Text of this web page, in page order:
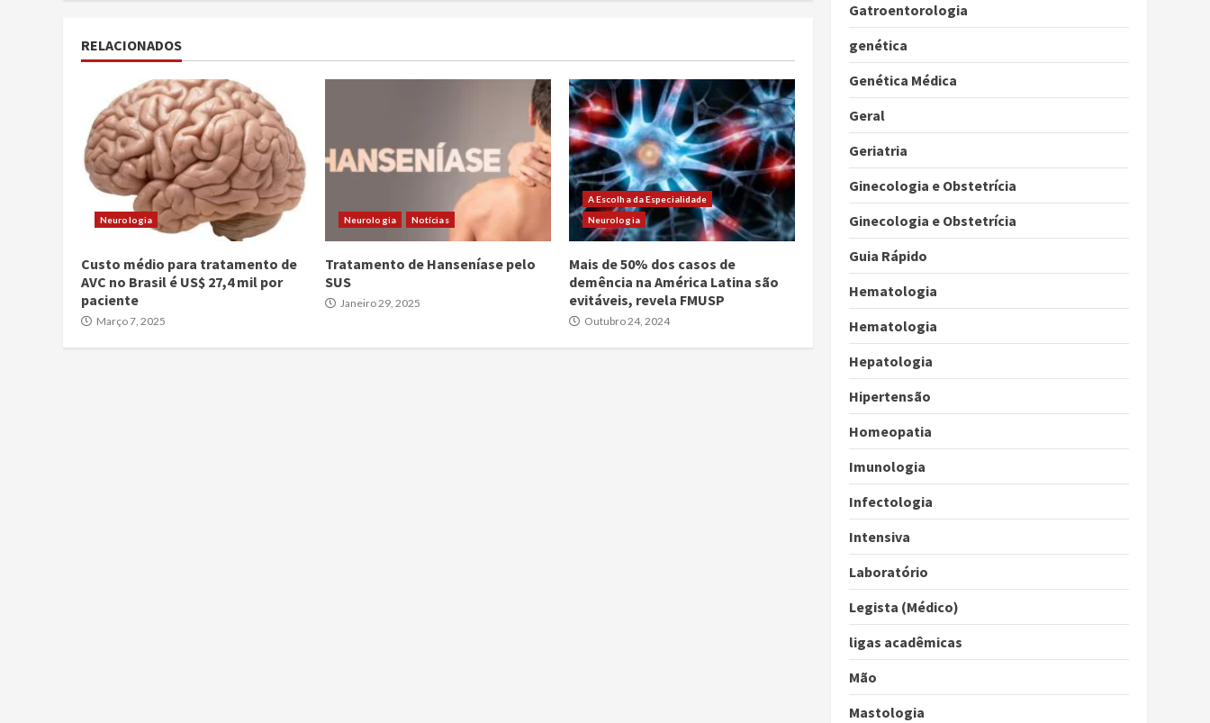
RELACIONADOS
Neurologia
Custo médio para tratamento de
AVC no Brasil é US$ 27,4 mil por
paciente
Março 7, 2025
Neurologia Notícias
Tratamento de Hanseníase pelo
SUS
Janeiro 29, 2025
A Escolha da Especialidade
Neurologia
Mais de 50% dos casos de
demência na América Latina são
evitáveis, revela FMUSP
Outubro 24, 2024
Gatroentorologia
genética
Genética Médica
Geral
Geriatria
Ginecologia e Obstetrícia
Ginecologia e Obstetrícia
Guia Rápido
Hematologia
Hematologia
Hepatologia
Hipertensão
Homeopatia
Imunologia
Infectologia
Intensiva
Laboratório
Legista (Médico)
ligas acadêmicas
Mão
Mastologia